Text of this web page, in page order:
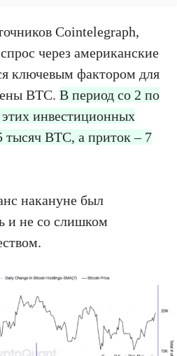
Cointelegraph,
через американские
ключевым фактором для
BTC. В период со 2 по
этих инвестиционных
тысяч BTC, а приток – 7
накануне был
и не со слишком